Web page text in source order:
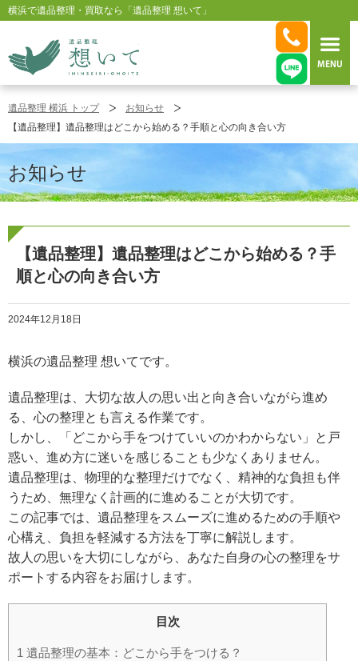
横浜で遺品整理・買取なら「遺品整理 想いて」
横浜の遺品整理は想いに寄り添う【
遺品整理 横浜 トップ
お知らせ
【遺品整理】遺品整理はどこから始める？手順と心の向き合い方
お知らせ
【遺品整理】遺品整理はどこから始める？手
順と心の向き合い方
2024年12月18日
横浜の遺品整理 想いてです。
遺品整理は、大切な故人の思い出と向き合いながら進め
る、心の整理とも言える作業です。
しかし、「どこから手をつけていいのかわからない」と戸
惑い、進め方に迷いを感じることも少なくありません。
遺品整理は、物理的な整理だけでなく、精神的な負担も伴
うため、無理なく計画的に進めることが大切です。
この記事では、遺品整理をスムーズに進めるための手順や
心構え、負担を軽減する方法を丁寧に解説します。
故人の思いを大切にしながら、あなた自身の心の整理をサ
ポートする内容をお届けします。
目次
1 遺品整理の基本：どこから手をつける？